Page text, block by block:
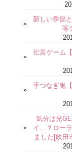
新しい季節
等
伝言ゲーム
手つなぎ鬼
気分は光
イ…？ロー
ました[吹田